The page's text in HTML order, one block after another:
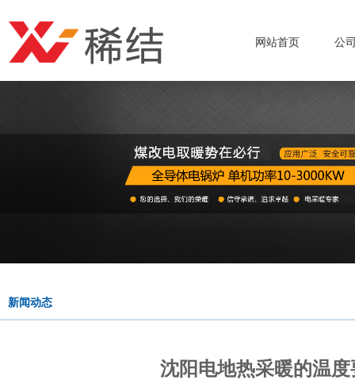
网站首页 公
新闻动态
沈阳电地热采暖的温